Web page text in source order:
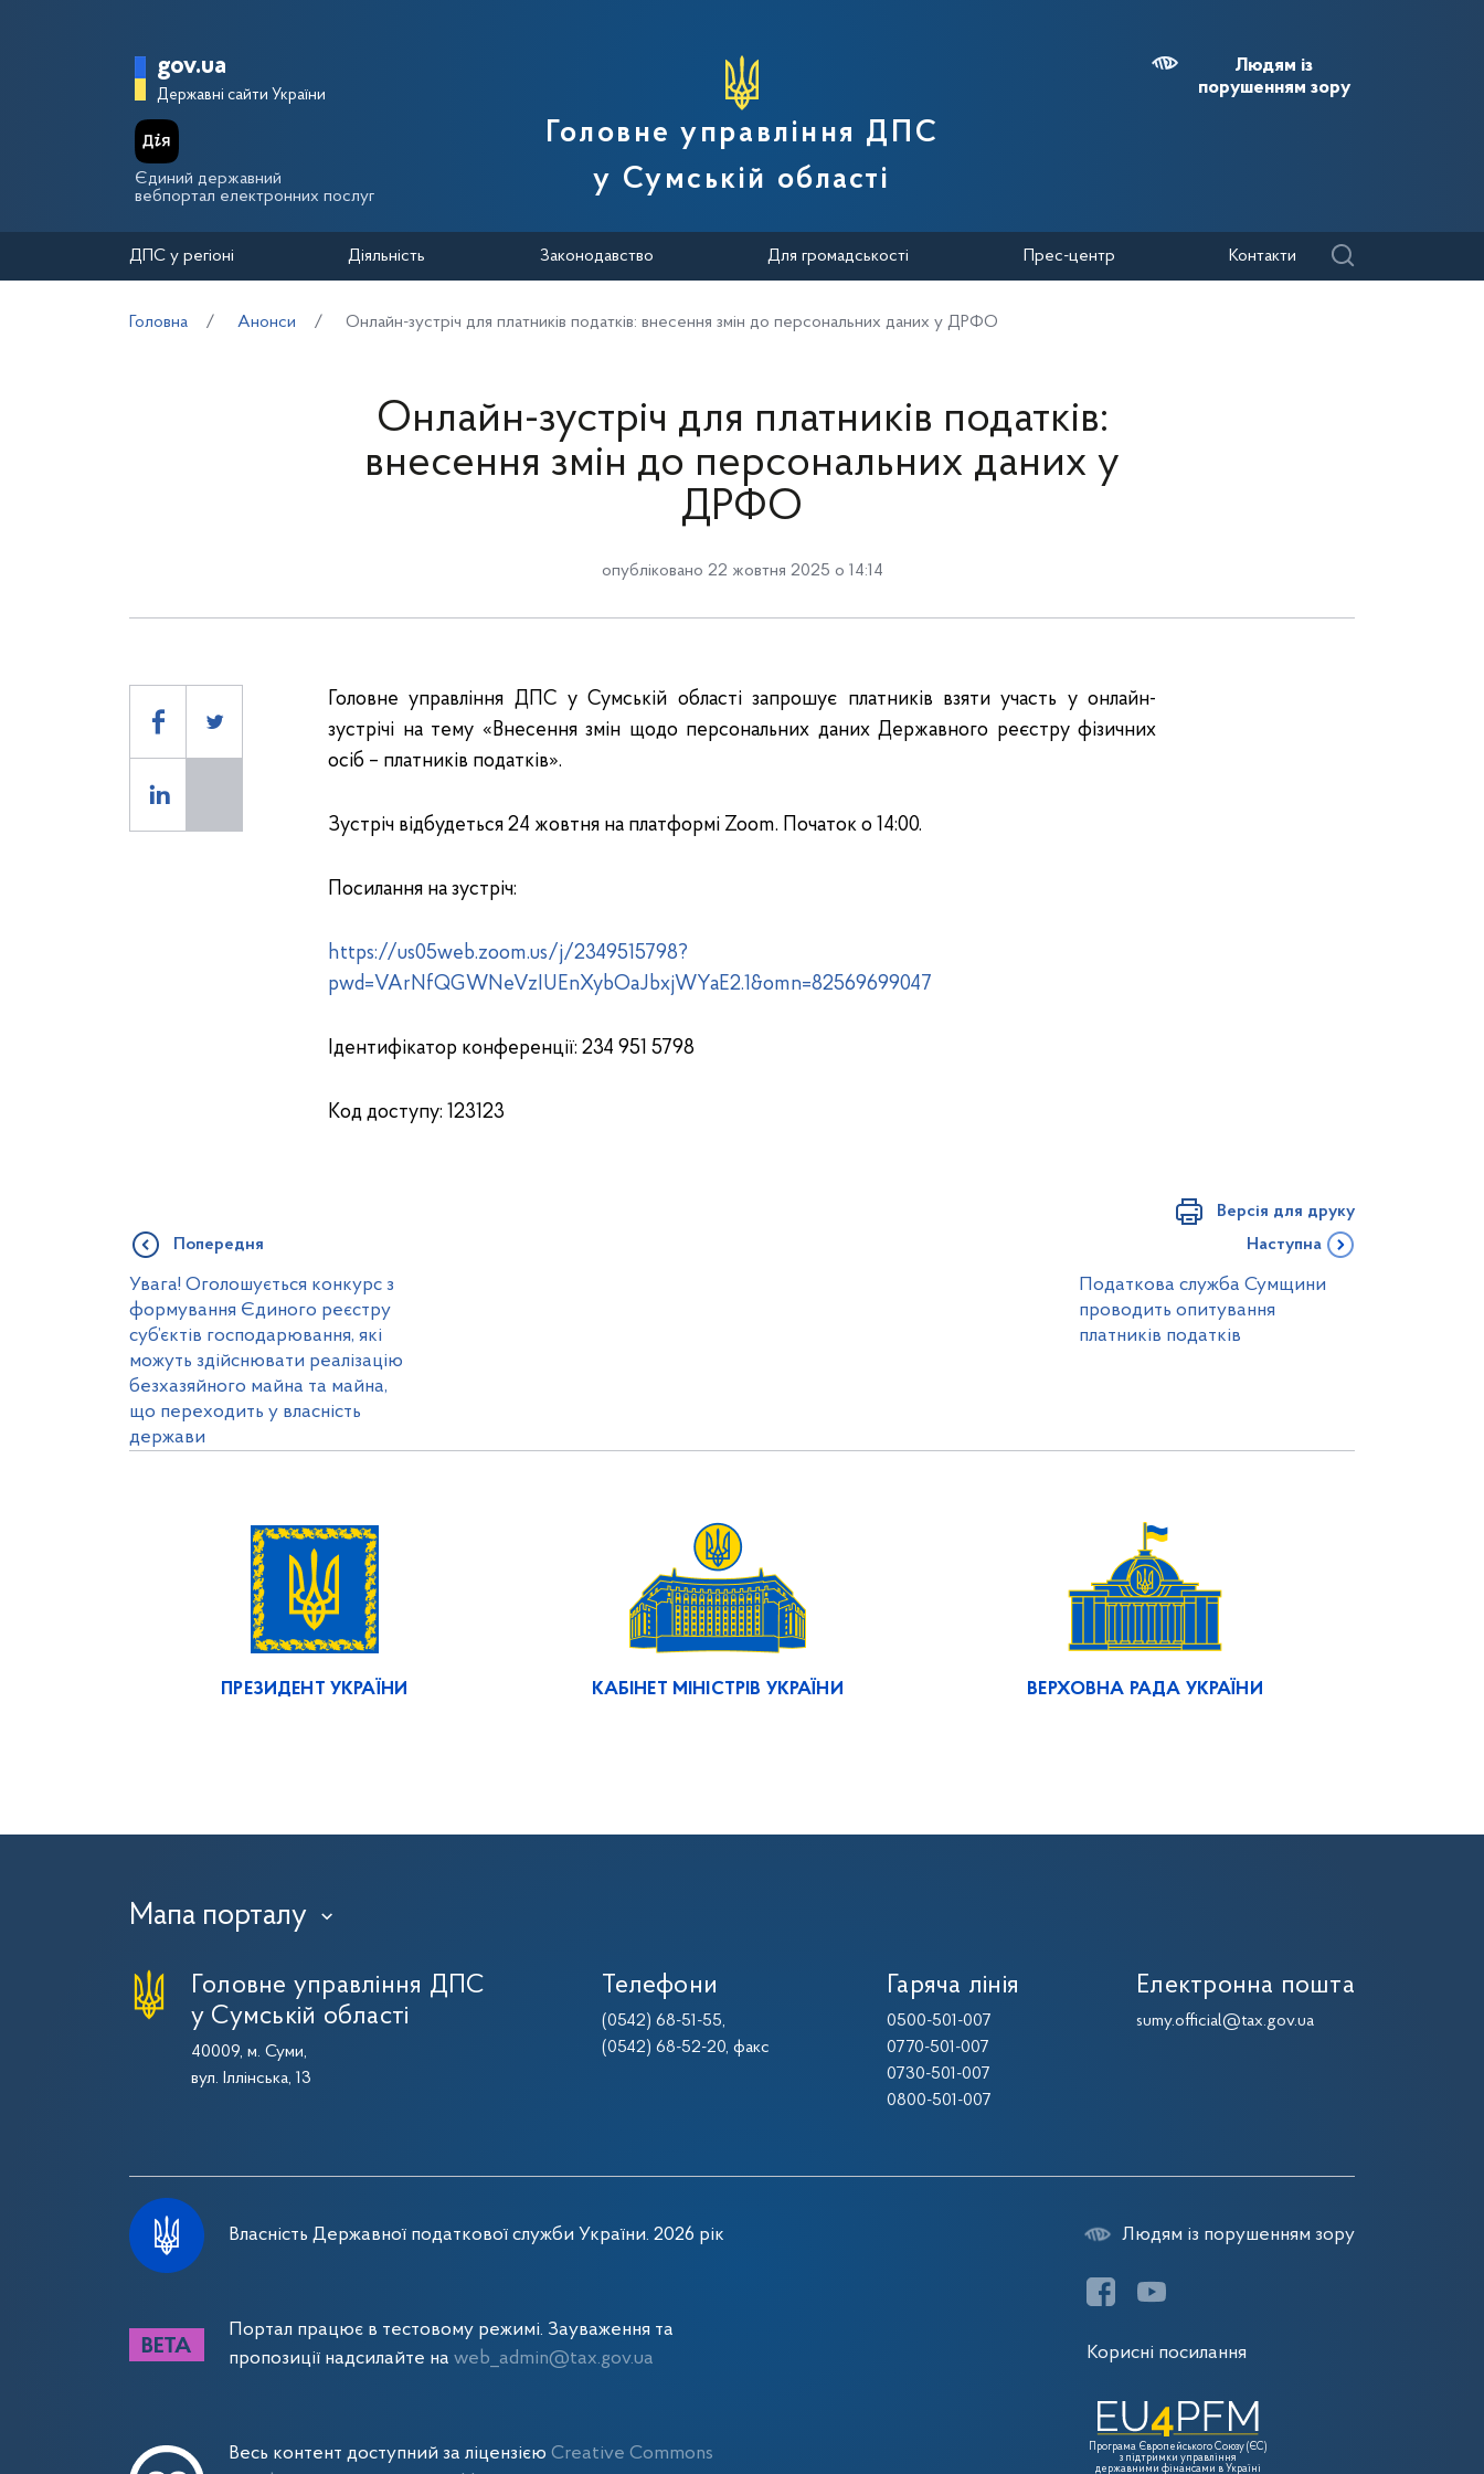
Головна сторінка Державної податкової служби України
gov.ua
Державні сайти України
Єдиний державний
вебпортал електронних послуг
Головне управління ДПС
у Сумській області
Людям із
порушенням зору
ДПС у регіоні Діяльність Законодавство Для громадськості Прес-центр Контакти
Головна Анонси Онлайн-зустріч для платників податків: внесення змін до персональних даних у ДРФО
Онлайн-зустріч для платників податків:
внесення змін до персональних даних у
ДРФО
опубліковано 22 жовтня 2025 о 14:14
Головне управління ДПС у Сумській області запрошує платників взяти участь у онлайн-
зустрічі на тему «Внесення змін щодо персональних даних Державного реєстру фізичних
осіб – платників податків».
Зустріч відбудеться 24 жовтня на платформі Zoom. Початок о 14:00.
Посилання на зустріч:
https://us05web.zoom.us/j/2349515798?
pwd=VArNfQGWNeVzIUEnXybOaJbxjWYaE2.1&omn=82569699047
Ідентифікатор конференції: 234 951 5798
Код доступу: 123123
Версія для друку
Попередня
Увага! Оголошується конкурс з
формування Єдиного реєстру
суб’єктів господарювання, які
можуть здійснювати реалізацію
безхазяйного майна та майна,
що переходить у власність
держави
Наступна
Податкова служба Сумщини
проводить опитування
платників податків
ПРЕЗИДЕНТ УКРАЇНИ КАБІНЕТ МІНІСТРІВ УКРАЇНИ ВЕРХОВНА РАДА УКРАЇНИ
Мапа порталу ›
Головне управління ДПС
у Сумській області
40009, м. Суми,
вул. Іллінська, 13
Телефони
(0542) 68-51-55,
(0542) 68-52-20, факс
Гаряча лінія
0500-501-007
0770-501-007
0730-501-007
0800-501-007
Електронна пошта
sumy.official@tax.gov.ua
Власність Державної податкової служби України. 2026 рік
Портал працює в тестовому режимі. Зауваження та
пропозиції надсилайте на web_admin@tax.gov.ua
Весь контент доступний за ліцензією Creative Commons
Людям із порушенням зору
Корисні посилання
Програма Європейського Союзу (ЄС)
з підтримки управління
державними фінансами в Україні